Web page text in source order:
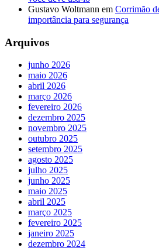
Gustavo Woltmann em Corrimão
importância para segurança
Arquivos
junho 2026
maio 2026
abril 2026
março 2026
fevereiro 2026
dezembro 2025
novembro 2025
outubro 2025
setembro 2025
agosto 2025
julho 2025
junho 2025
maio 2025
abril 2025
março 2025
fevereiro 2025
janeiro 2025
dezembro 2024